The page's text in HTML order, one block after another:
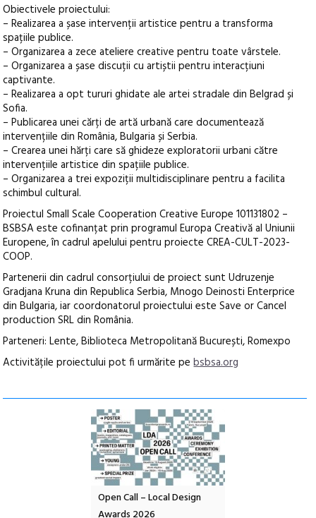
Obiectivele proiectului:
– Realizarea a șase intervenții artistice pentru a transforma
spațiile publice.
– Organizarea a zece ateliere creative pentru toate vârstele.
– Organizarea a șase discuții cu artiștii pentru interacțiuni
captivante.
– Realizarea a opt tururi ghidate ale artei stradale din Belgrad și
Sofia.
– Publicarea unei cărți de artă urbană care documentează
intervențiile din România, Bulgaria și Serbia.
– Crearea unei hărți care să ghideze exploratorii urbani către
intervențiile artistice din spațiile publice.
– Organizarea a trei expoziții multidisciplinare pentru a facilita
schimbul cultural.
Proiectul Small Scale Cooperation Creative Europe 101131802 –
BSBSA este cofinanțat prin programul Europa Creativă al Uniunii
Europene, în cadrul apelului pentru proiecte CREA-CULT-2023-
COOP.
Partenerii din cadrul consorțiului de proiect sunt Udruzenje
Gradjana Kruna din Republica Serbia, Mnogo Deinosti Enterprice
din Bulgaria, iar coordonatorul proiectului este Save or Cancel
production SRL din România.
Parteneri: Lente, Biblioteca Metropolitană București, Romexpo
Activitățile proiectului pot fi urmărite pebsbsa.org
Open Call – Local Design
Awards 2026